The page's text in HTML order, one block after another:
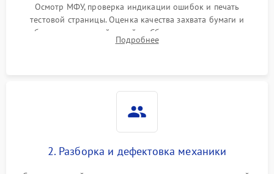
Осмотр МФУ, проверка индикации ошибок и печать
тестовой страницы. Оценка качества захвата бумаги и
работы сканирующей линейки. Сбор данных о замятиях,
дефектах изображения или посторонних шумах при работе.
Подробнее
2. Разборка и дефектовка механики